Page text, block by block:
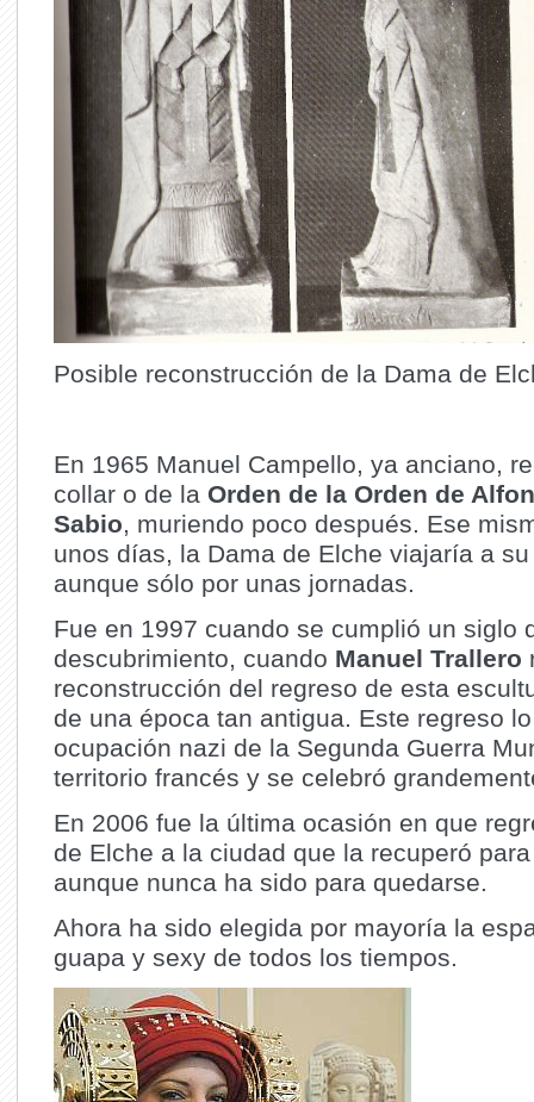
Posible reconstrucción de la Dama de
En 1965 Manuel Campello, ya anciano,
collar o de la Orden de la Orden de
Sabio , muriendo poco después. Ese
unos días, la Dama de Elche viajaría a
aunque sólo por unas jornadas.
Fue en 1997 cuando se cumplió un siglo
descubrimiento, cuando Manuel Trallero
reconstrucción del regreso de esta
de una época tan antigua. Este regreso
ocupación nazi de la Segunda Guerra
territorio francés y se celebró
En 2006 fue la última ocasión en que
de Elche a la ciudad que la recuperó
aunque nunca ha sido para quedarse.
Ahora ha sido elegida por mayoría la
guapa y sexy de todos los tiempos.